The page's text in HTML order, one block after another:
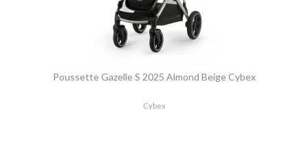
Poussette Gazelle S 2025 Almond Beige Cybex
Cybex